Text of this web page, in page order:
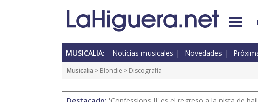
MUSICALIA: Noticias musicales Novedades
Musicalia > Blondie > Discografía